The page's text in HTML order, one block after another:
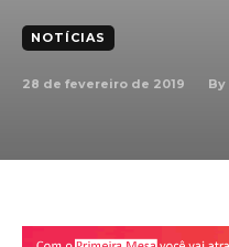
NOTÍCIAS
28 de fevereiro de 2019 By